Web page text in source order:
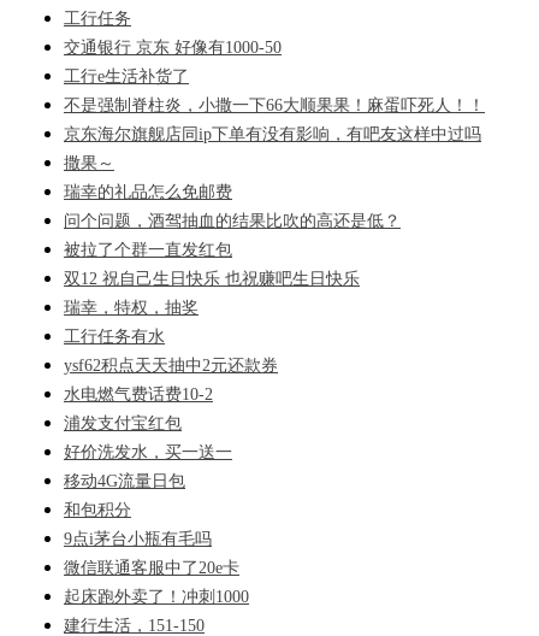
工行任务
交通银行 京东 好像有1000-50
工行e生活补货了
不是强制脊柱炎，小撒一下66大顺果果！麻蛋吓死人！！
京东海尔旗舰店同ip下单有没有影响，有吧友这样中过吗
撒果～
瑞幸的礼品怎么免邮费
问个问题，酒驾抽血的结果比吹的高还是低？
被拉了个群一直发红包
双12 祝自己生日快乐 也祝赚吧生日快乐
瑞幸，特权，抽奖
工行任务有水
ysf62积点天天抽中2元还款券
水电燃气费话费10-2
浦发支付宝红包
好价洗发水，买一送一
移动4G流量日包
和包积分
9点i茅台小瓶有毛吗
微信联通客服中了20e卡
起床跑外卖了！冲刺1000
建行生活，151-150